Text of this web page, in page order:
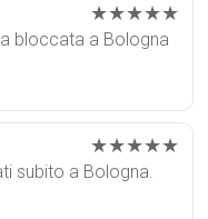
★★★★★
bloccata a Bologna
★★★★★
subito a Bologna.